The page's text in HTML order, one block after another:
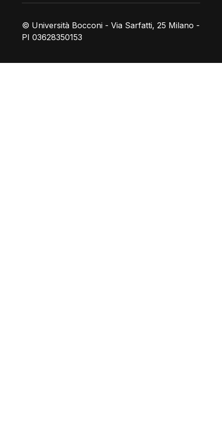
© Università Bocconi - Via Sarfatti, 25 Milano -
PI 03628350153